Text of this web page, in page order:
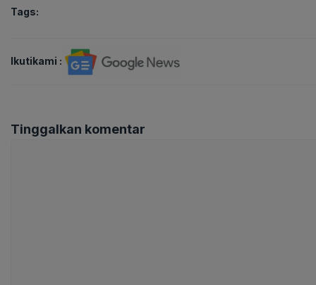
Tags:
Ikutikami :
Tinggalkan komentar